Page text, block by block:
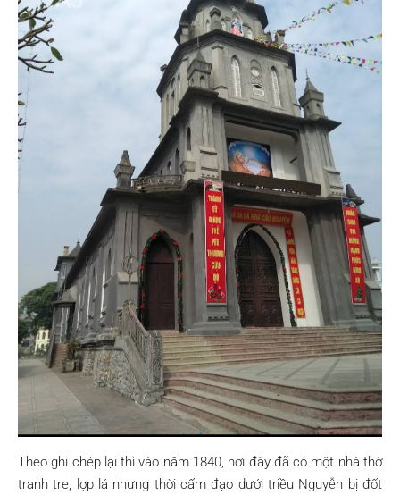
Theo ghi chép lại thì vào năm 1840, nơi đây đã có một nhà thờ
tranh tre, lợp lá nhưng thời cấm đạo dưới triều Nguyễn bị đốt